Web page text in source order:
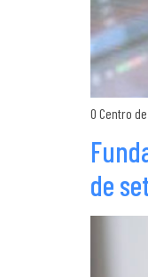
O Centro
de